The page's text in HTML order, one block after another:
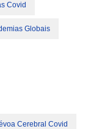
Covid
Globais
Cerebral Covid